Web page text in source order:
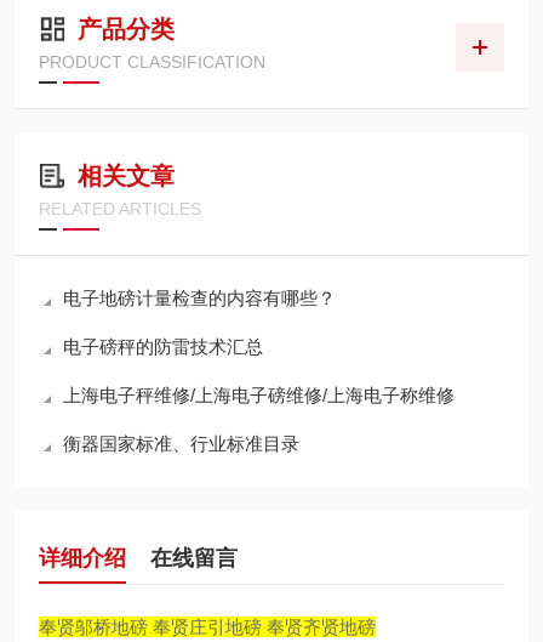
产品分类
PRODUCT CLASSIFICATION
相关文章
RELATED ARTICLES
电子地磅计量检查的内容有哪些？
电子磅秤的防雷技术汇总
上海电子秤维修/上海电子磅维修/上海电子称维修
衡器国家标准、行业标准目录
详细介绍 在线留言
奉贤邬桥地磅 奉贤庄引地磅 奉贤齐贤地磅